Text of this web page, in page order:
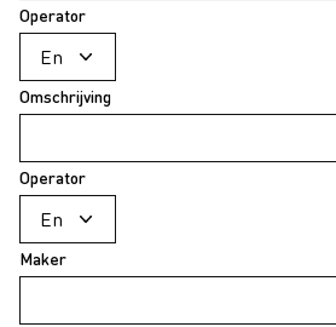
Operator
Omschrijving
Operator
Maker